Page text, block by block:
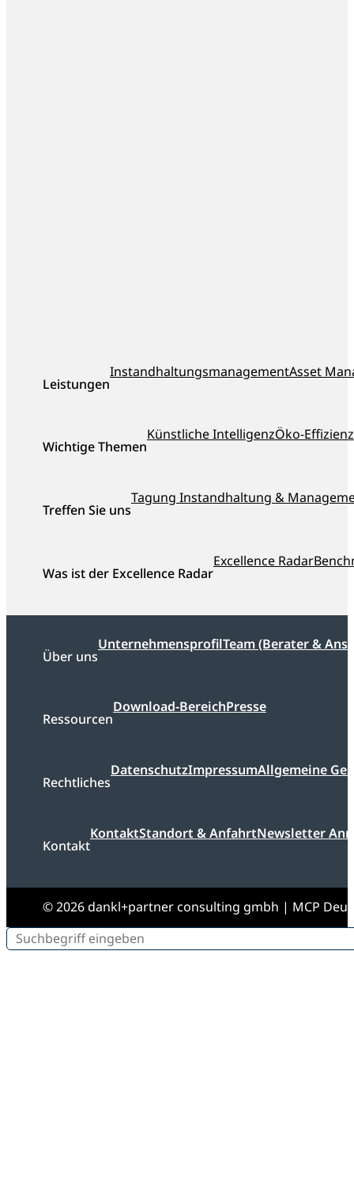
ISO_9001_zertifiziert
dankl+partner
als
Österreichs
Leistungen
InstandhaltungsmanagementAsset
Wichtige Themen
Künstliche IntelligenzÖko-Effizienz
Treffen Sie uns
Tagung Instandhaltung &
Was ist der Excellence Radar
Excellence Radar
Über uns
UnternehmensprofilTeam (Berater &
Ressourcen
Download-BereichPresse
Rechtliches
DatenschutzImpressumAllgemeine
Kontakt
KontaktStandort & AnfahrtNewsletter
© 2026 dankl+partner consulting gmbh | MCP